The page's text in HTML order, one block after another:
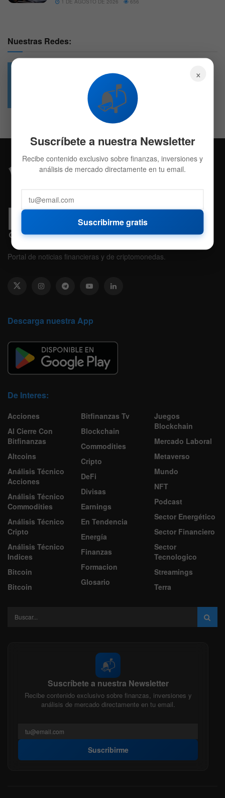
1 DE AGOSTO DE 2026 656
Nuestras Redes:
4.7k
Followers
Portal de noticias financieras y de criptomonedas.
Descarga nuestra App
De Interes:
Acciones
Al Cierre Con
Bitfinanzas
Altcoins
Análisis Técnico
Acciones
Análisis Técnico
Commodities
Análisis Técnico
Cripto
Análisis Técnico
Indices
Bitcoin
Bitcoin
Bitfinanzas Tv
Blockchain
Commodities
Cripto
DeFi
Divisas
Earnings
En Tendencia
Energía
Finanzas
Formacion
Glosario
Juegos
Blockchain
Mercado Laboral
Metaverso
Mundo
NFT
Podcast
Sector Energético
Sector Financiero
Sector
Tecnologico
Streamings
Terra
📬
Suscríbete a nuestra Newsletter
Recibe contenido exclusivo sobre finanzas, inversiones y
análisis de mercado directamente en tu email.
Suscribirme
×
📬
Suscríbete a nuestra Newsletter
Recibe contenido exclusivo sobre finanzas, inversiones y
análisis de mercado directamente en tu email.
Suscribirme gratis